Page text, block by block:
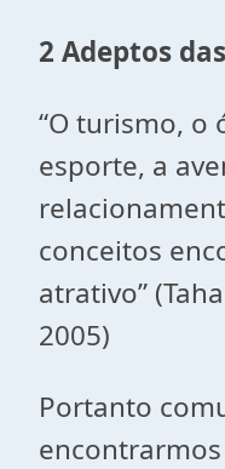
2 Adeptos
“O turismo, o
esporte, a
conceitos
atrativo”
2005)
Portanto